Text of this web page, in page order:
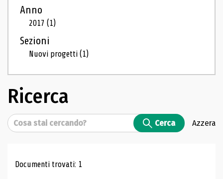
Anno
2017(1)
Sezioni
Nuovi progetti(1)
Ricerca
Cerca Cerca Azzera
Risultati di ricerca
Documenti trovati: 1